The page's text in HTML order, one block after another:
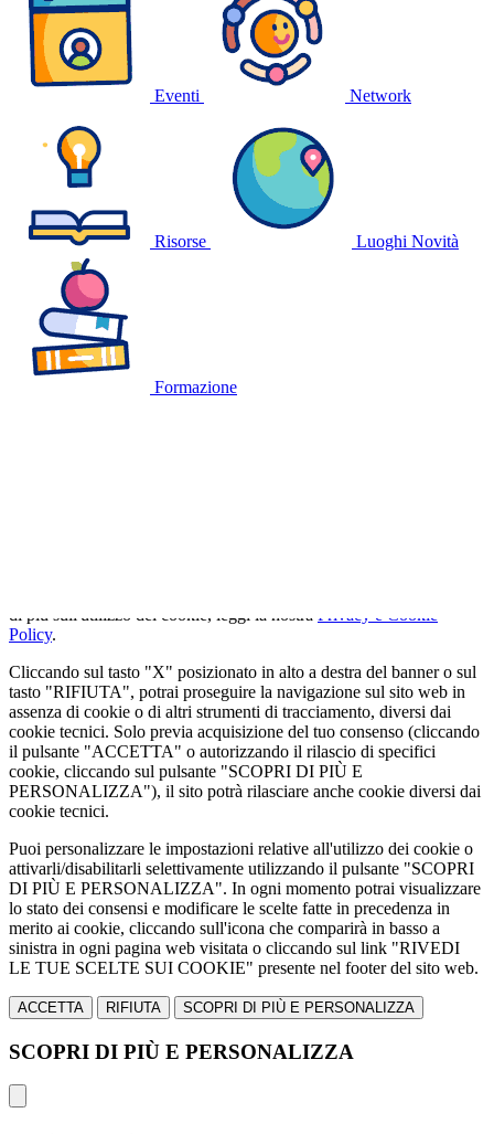
Eventi Network
Risorse Luoghi Novità
Formazione
di più sull'utilizzo dei cookie, leggi la nostra Privacy e Cookie
Policy.
Cliccando sul tasto "X" posizionato in alto a destra del banner o sul
tasto "RIFIUTA", potrai proseguire la navigazione sul sito web in
assenza di cookie o di altri strumenti di tracciamento, diversi dai
cookie tecnici. Solo previa acquisizione del tuo consenso (cliccando
il pulsante "ACCETTA" o autorizzando il rilascio di specifici
cookie, cliccando sul pulsante "SCOPRI DI PIÙ E
PERSONALIZZA"), il sito potrà rilasciare anche cookie diversi dai
cookie tecnici.
Puoi personalizzare le impostazioni relative all'utilizzo dei cookie o
attivarli/disabilitarli selettivamente utilizzando il pulsante "SCOPRI
DI PIÙ E PERSONALIZZA". In ogni momento potrai visualizzare
lo stato dei consensi e modificare le scelte fatte in precedenza in
merito ai cookie, cliccando sull'icona che comparirà in basso a
sinistra in ogni pagina web visitata o cliccando sul link "RIVEDI
LE TUE SCELTE SUI COOKIE" presente nel footer del sito web.
ACCETTA RIFIUTA SCOPRI DI PIÙ E PERSONALIZZA
SCOPRI DI PIÙ E PERSONALIZZA